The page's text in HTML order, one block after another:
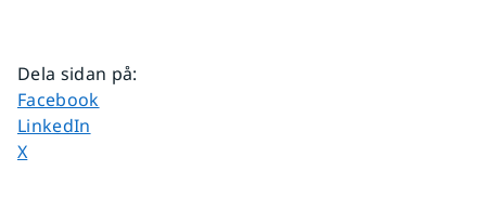
Dela sidan på:
Dela sidan på
Facebook
Dela sidan på
LinkedIn
Dela sidan på
X